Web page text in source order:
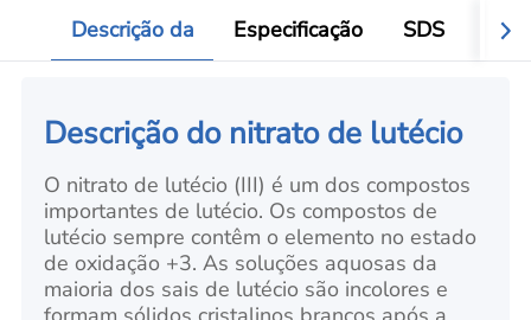
Descrição da Especificação SDS
Descrição do nitrato de lutécio
O nitrato de lutécio (III) é um dos compostos
importantes de lutécio. Os compostos de
lutécio sempre contêm o elemento no estado
de oxidação +3. As soluções aquosas da
maioria dos sais de lutécio são incolores e